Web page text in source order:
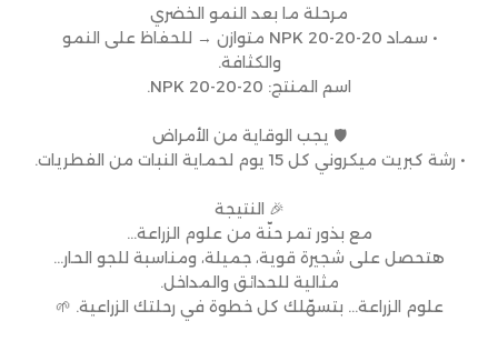
مرحلة ما بعد النمو الخضري
• سماد NPK 20-20-20 متوازن → للحفاظ على النمو
والكثافة.
اسم المنتج: NPK 20-20-20.
🛡 يجب الوقاية من الأمراض
• رشة كبريت ميكروني كل 15 يوم لحماية النبات من الفطريات.
🎉 النتيجة
مع بذور تمر حنّة من علوم الزراعة…
هتحصل على شجيرة قوية، جميلة، ومناسبة للجو الحار…
مثالية للحدائق والمداخل.
علوم الزراعة… بتسهّلك كل خطوة في رحلتك الزراعية. 🌱